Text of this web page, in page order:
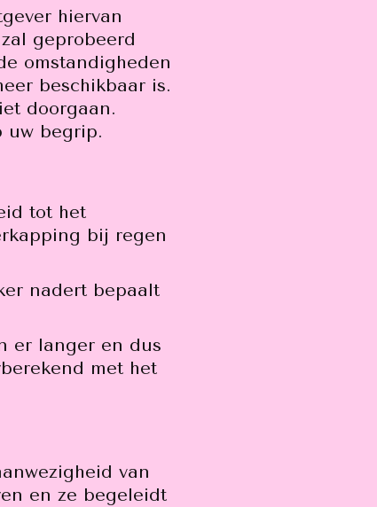
hiervan
geprobeerd
omstandigheden
beschikbaar is.
doorgaan.
uw begrip.
tot het
bij regen
nadert bepaalt
er langer en dus
met het
van
en ze begeleidt